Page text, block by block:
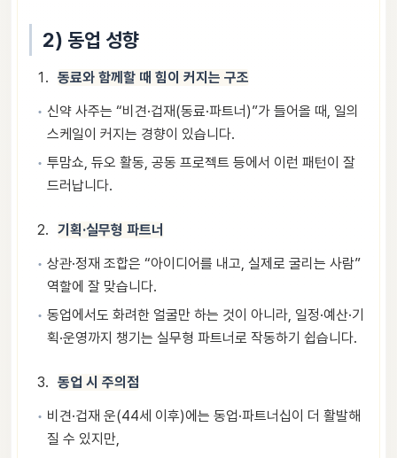
2) 동업 성향
동료와 함께할 때 힘이 커지는 구조
신약 사주는 “비견·겁재(동료·파트너)”가 들어올 때, 일의
스케일이 커지는 경향이 있습니다.
투맘쇼, 듀오 활동, 공동 프로젝트 등에서 이런 패턴이 잘
드러납니다.
기획·실무형 파트너
상관·정재 조합은 “아이디어를 내고, 실제로 굴리는 사람”
역할에 잘 맞습니다.
동업에서도 화려한 얼굴만 하는 것이 아니라, 일정·예산·기
획·운영까지 챙기는 실무형 파트너로 작동하기 쉽습니다.
동업 시 주의점
비견·겁재 운(44세 이후)에는 동업·파트너십이 더 활발해
질 수 있지만,